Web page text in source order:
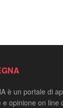
è un portale di
opinione on line